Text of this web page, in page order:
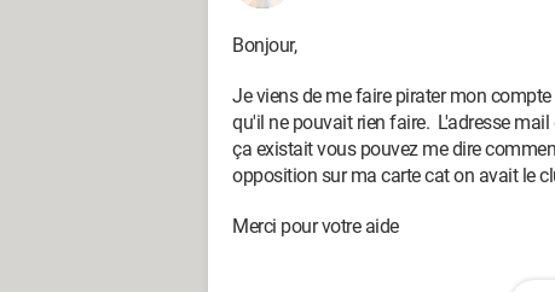
Bonjour,
Je viens de me faire pirater mon
qu'il ne pouvait rien faire. L'adresse
ça existait vous pouvez me dire
opposition sur ma carte cat on avait le
Merci pour votre aide